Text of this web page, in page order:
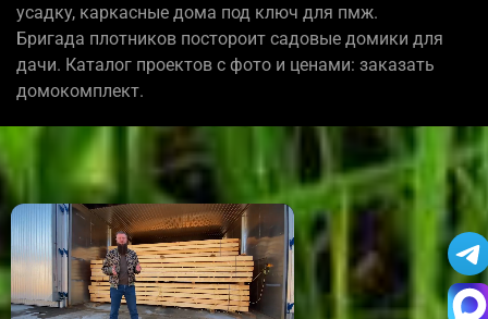
усадку, каркасные дома под ключ для пмж.
Бригада плотников постороит садовые домики для
дачи. Каталог проектов с фото и ценами: заказать
домокомплект.